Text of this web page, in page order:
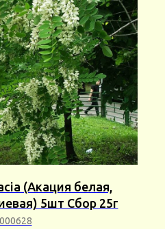
(Акация белая,
5шт Сбор 25г
000628